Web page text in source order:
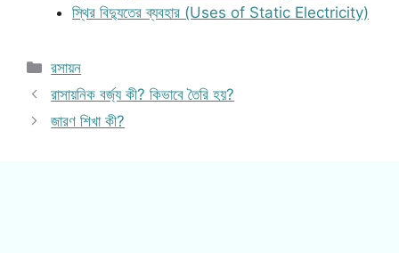
স্থির বিদ্যুতের ব্যবহার (Uses of Static Electricity)
Categories
রসায়ন
রাসায়নিক বর্জ্য কী? কিভাবে তৈরি হয়?
জারণ শিখা কী?